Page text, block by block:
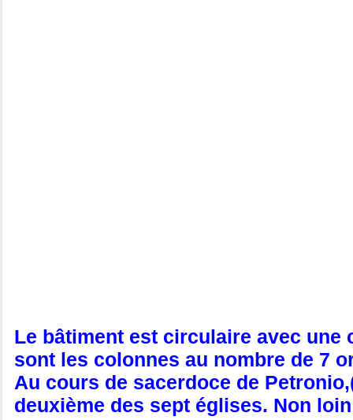
Le bâtiment est circulaire avec
sont les colonnes au nombre de 7
Au cours de sacerdoce de
deuxième des sept églises. Non